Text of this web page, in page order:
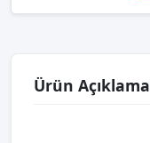
Ürün